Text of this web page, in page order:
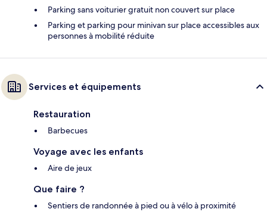
Parking sans voiturier gratuit non couvert sur place
Parking et parking pour minivan sur place accessibles aux
personnes à mobilité réduite
Services et équipements
Restauration
Barbecues
Voyage avec les enfants
Aire de jeux
Que faire ?
Sentiers de randonnée à pied ou à vélo à proximité